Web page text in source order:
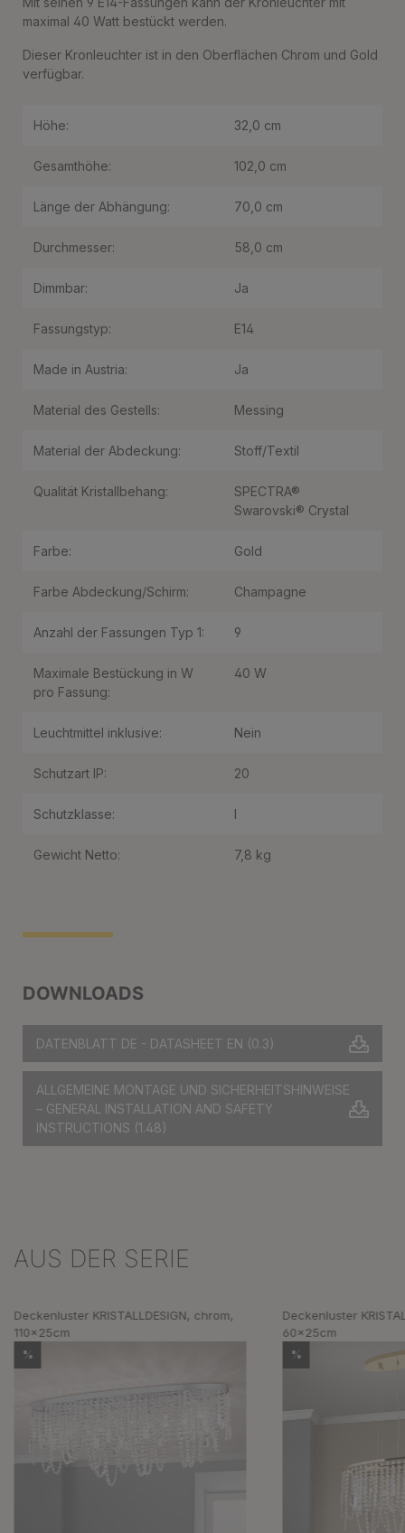
DOWNLOADS
DATENBLATT DE - DATASHEET EN (0.3)
ALLGEMEINE MONTAGE UND SICHERHEITSHINWEISE
– GENERAL INSTALLATION AND SAFETY
INSTRUCTIONS (1.48)
maximal 40 Watt bestückt werden.
Dieser Kronleuchter ist in den Oberflächen Chrom und Gold
verfügbar.
Höhe: 32,0 cm
Gesamthöhe: 102,0 cm
Länge der Abhängung: 70,0 cm
Durchmesser: 58,0 cm
Dimmbar: Ja
Fassungstyp: E14
Made in Austria: Ja
Material des Gestells: Messing
Material der Abdeckung: Stoff/Textil
Qualität Kristallbehang:
SPECTRA®
Swarovski® Crystal
Farbe: Gold
Farbe Abdeckung/Schirm: Champagne
Anzahl der Fassungen Typ 1: 9
Maximale Bestückung in W
pro Fassung:
40 W
Leuchtmittel inklusive: Nein
Schutzart IP: 20
Schutzklasse: I
Gewicht Netto: 7,8 kg
Produktgalerie überspringen
AUS DER SERIE
Deckenluster KRISTALLDESIGN, chrom,
110x25cm
%
Deckenluster
60x25cm
%